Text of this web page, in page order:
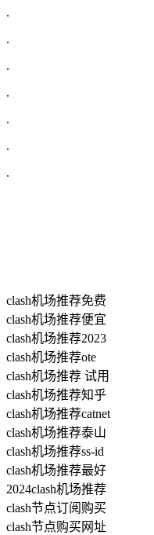
.
.
.
.
.
.
.
clash机场推荐免费
clash机场推荐便宜
clash机场推荐2023
clash机场推荐ote
clash机场推荐 试用
clash机场推荐知乎
clash机场推荐catnet
clash机场推荐泰山
clash机场推荐ss-id
clash机场推荐最好
2024clash机场推荐
clash节点订阅购买
clash节点购买网址